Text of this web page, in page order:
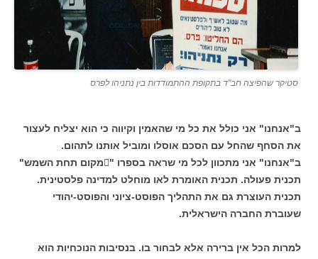
סטיקר שהפיצה חב"ד בתקופת ההתמודדות בין נתניהו לפרס
ב"אנחנו" אני כולל את כל מי שהאמין וקיווה כי הוא יצליח לעצור
את הסחף שהחל עם הסכם אוסלו ומוביל אותנו לתהום.
ב"אנחנו" אני מתכוון לכל מי שראה בספרו "מקום תחת השמש"
תכנית פעולה. תכנית האומרת לאו מוחלט למדינה פלסטינית.
תכנית העוצרת גם את התהליך הפוסט-ציוני והפוסט-יהודי
שעוברת החברה הישראלית.
למרות הכל אין ברירה אלא לבחור בו. בנסיבות הנוכחיות הוא